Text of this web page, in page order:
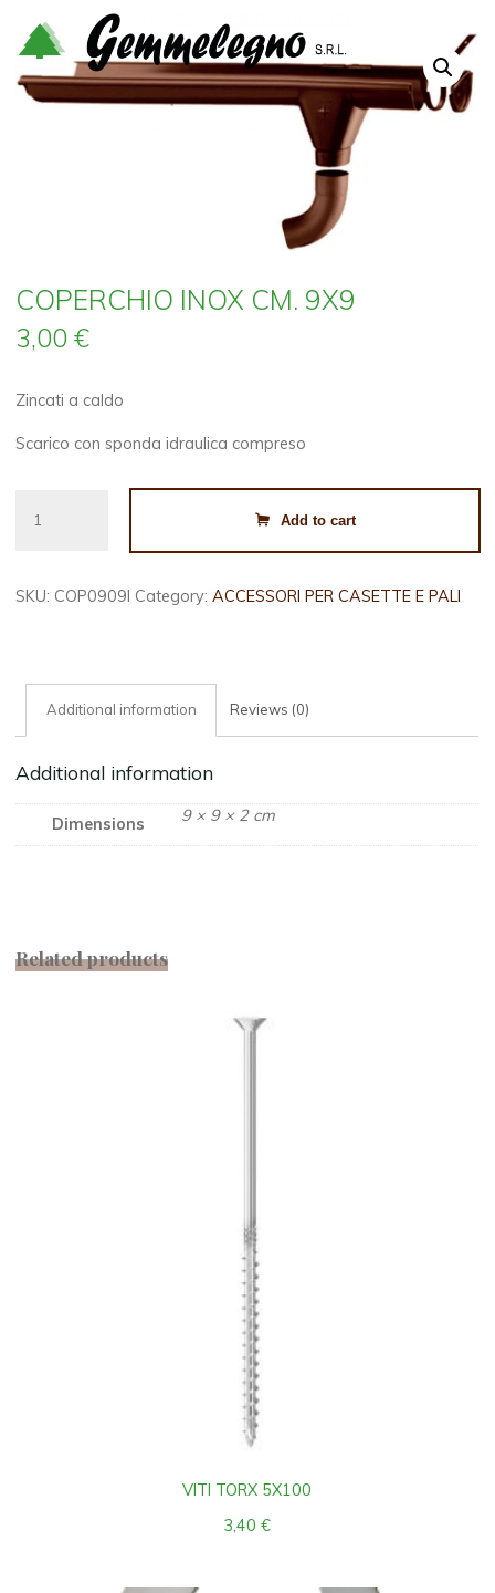
COPERCHIO INOX CM. 9X9
3,00€
Zincati a caldo
Scarico con sponda idraulica compreso
INOX
Add to cart
SKU:COP0909I Category:ACCESSORI PER CASETTE E PALI
Additional information Reviews (0)
Additional information
Dimensions 9 × 9 × 2 cm
Related products
VITI TORX 5X100
3,40€